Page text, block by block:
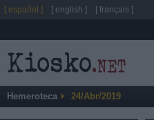
Hemeroteca 24/Abr/2019
[ español ] [ english ] [ français ]